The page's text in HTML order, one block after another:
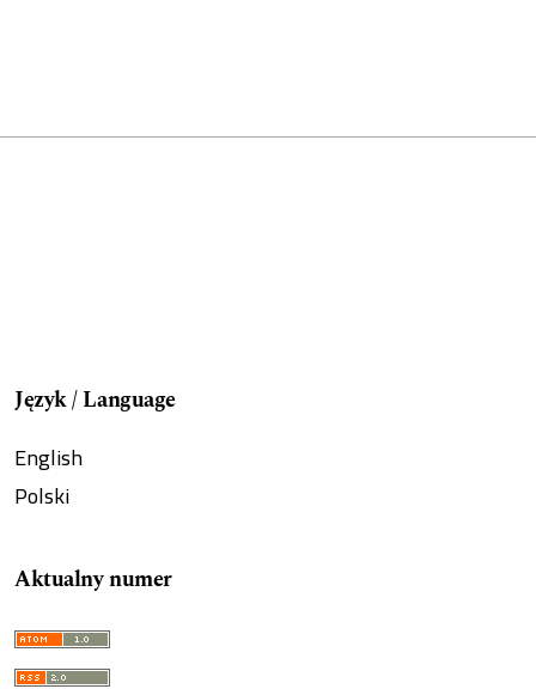
Język / Language
English
Polski
Aktualny numer